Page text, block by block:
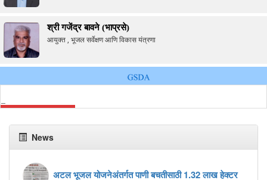
श्री गजेंद्र बावने (भाप्रसे)
आयुक्त , भूजल सर्वेक्षण आणि विकास यंत्रणा